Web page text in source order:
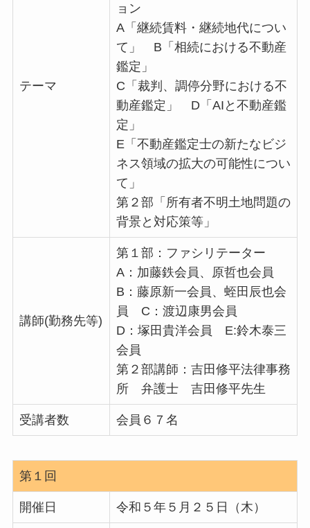
テーマ
ョン
A「継続賃料・継続地代につい
て」 B「相続における不動産
鑑定」
C「裁判、調停分野における不
動産鑑定」 D「AIと不動産鑑
定」
E「不動産鑑定士の新たなビジ
ネス領域の拡大の可能性につい
て」
第２部「所有者不明土地問題の
背景と対応策等」
講師(勤務先等)
第１部：ファシリテーター
A：加藤鉄会員、原哲也会員
B：藤原新一会員、蛭田辰也会
員 C：渡辺康男会員
D：塚田貴洋会員 E:鈴木泰三
会員
第２部講師：吉田修平法律事務
所 弁護士 吉田修平先生
受講者数 会員６７名
第１回
開催日 令和５年５月２５日（木）